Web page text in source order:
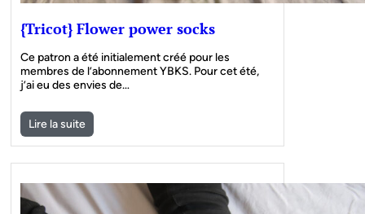
{Tricot} Flower power socks
Ce patron a été initialement créé pour les
membres de l’abonnement YBKS. Pour cet été,
j’ai eu des envies de…
Lire la suite